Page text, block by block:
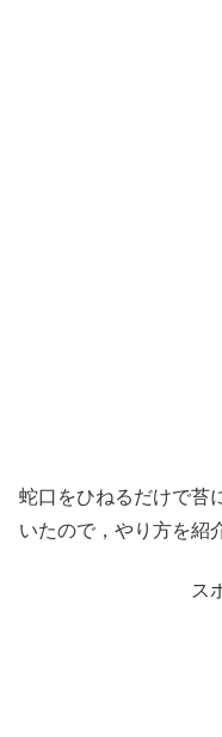
蛇口をひねるだけで苔
いたので，やり方を紹
ス